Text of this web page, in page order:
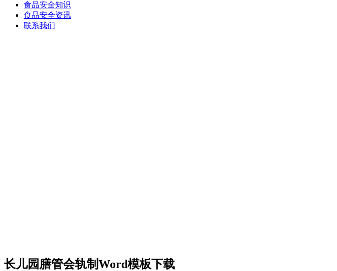
食品安全知识
食品安全资讯
联系我们
长儿园膳管会轨制Word模板下载